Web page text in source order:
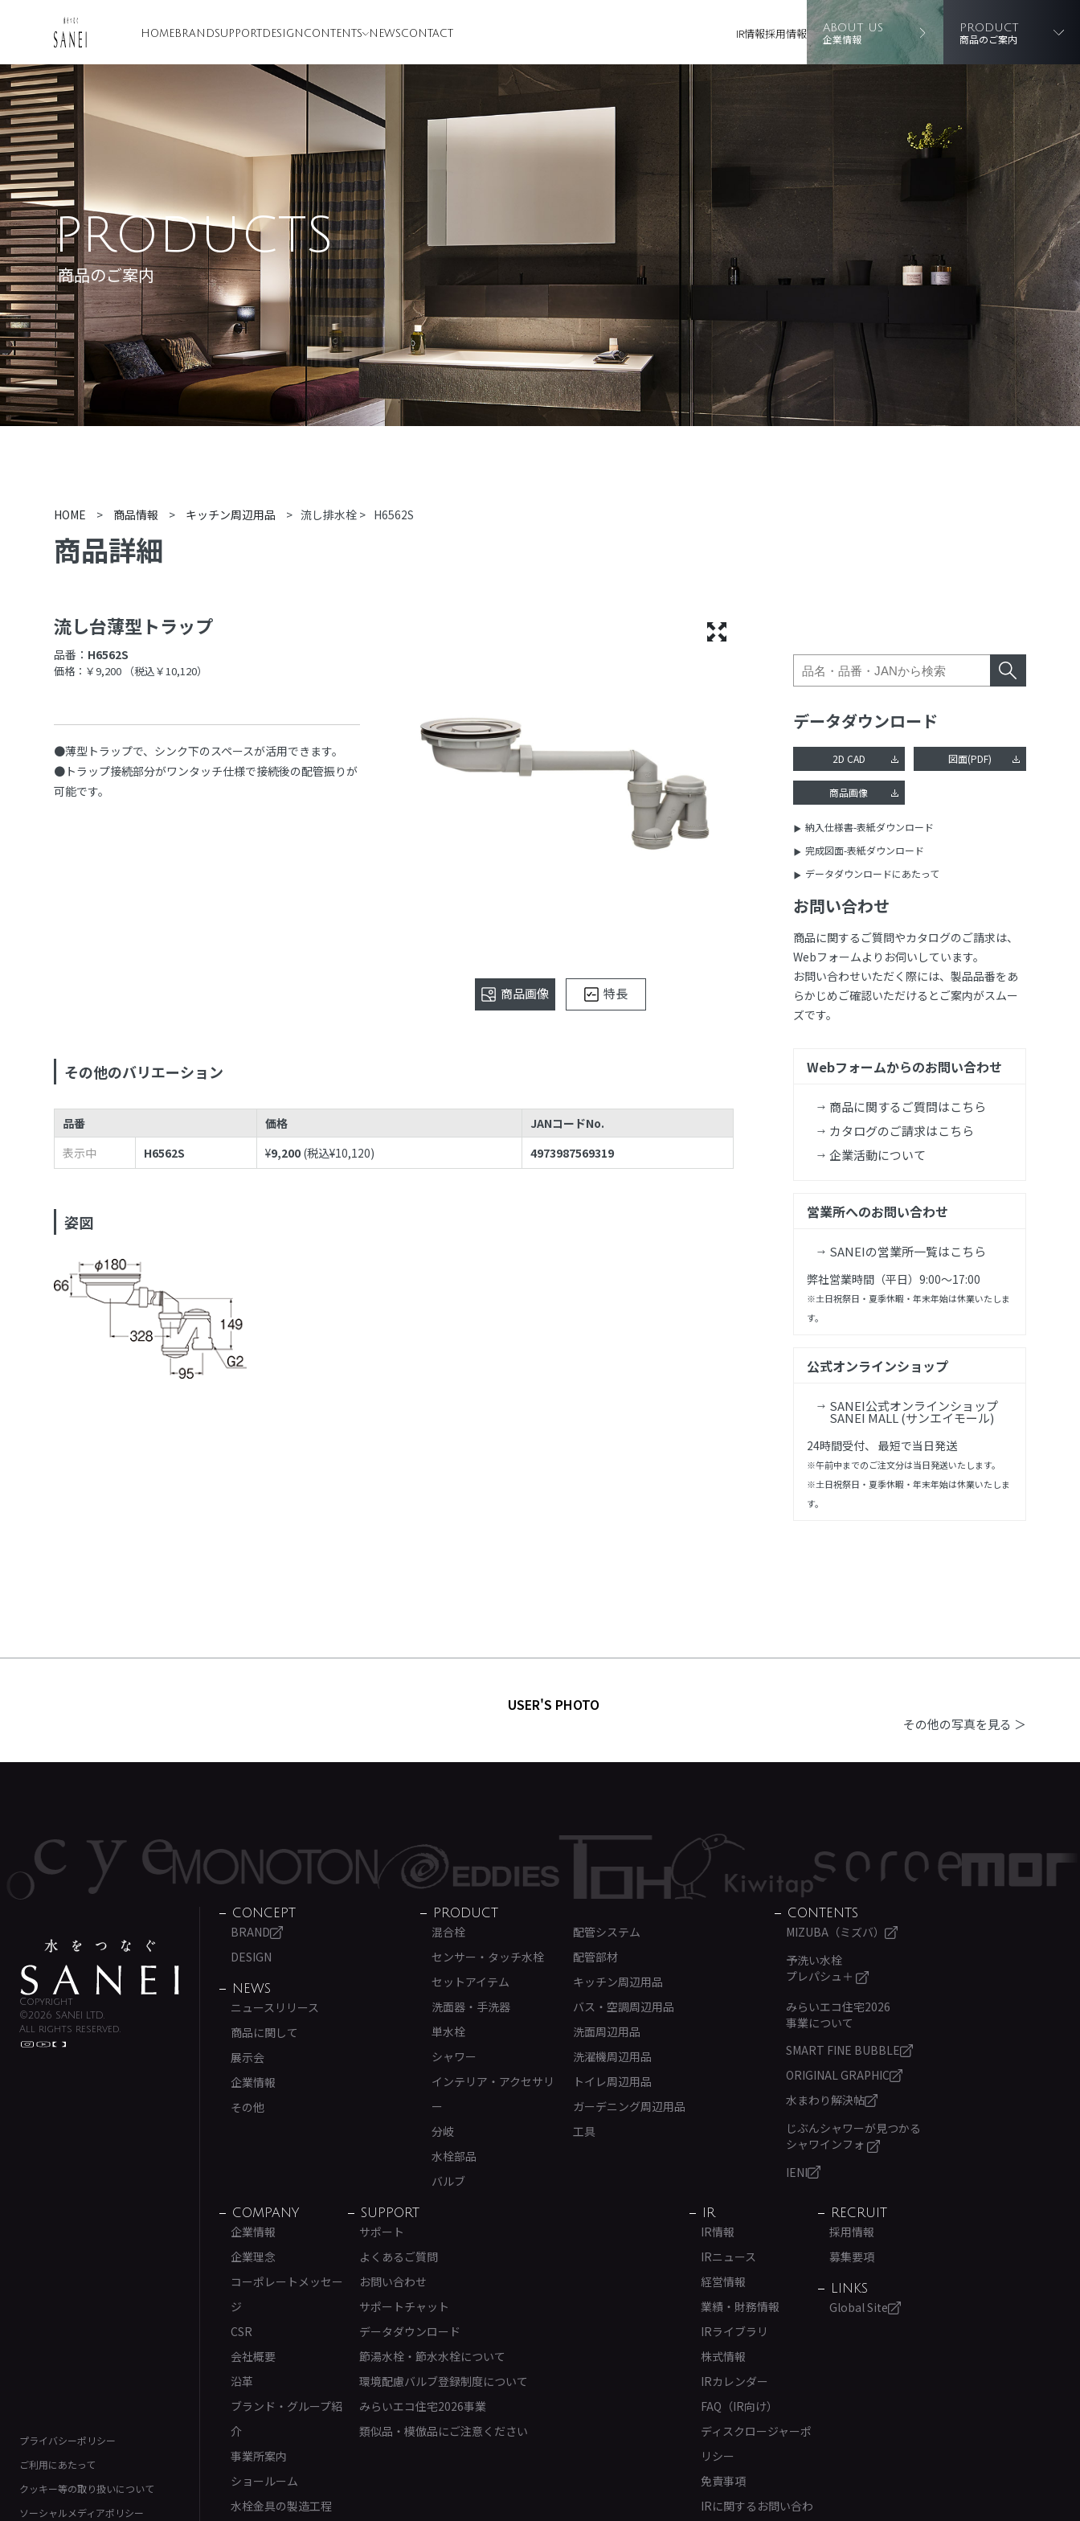
HOME BRANDSUPPORT DESIGN CONTENTS NEWSCONTACT IR情報採用情報 ABOUT US
企業情報
PRODUCT
商品のご案内
PRODUCTS
商品のご案内
HOME > 商品情報 > キッチン周辺用品 > 流し排水栓 > H6562S
商品詳細
流し台薄型トラップ
品番： H6562S
価格：￥9,200 （税込￥10,120）
●薄型トラップで、シンク下のスペースが活用できます。
●トラップ接続部分がワンタッチ仕様で接続後の配管振りが
可能です。
商品画像 特長
その他のバリエーション
品番 価格
JANコードNo.
表示中
H6562S ¥9,200 (税込¥10,120) 4973987569319
姿図
データダウンロード
2D CAD 図面(PDF)
商品画像
納入仕様書-表紙ダウンロード
完成図面-表紙ダウンロード
データダウンロードにあたって
お問い合わせ
商品に関するご質問やカタログのご請求は、
Webフォームよりお伺いしています。
お問い合わせいただく際には、製品品番をあ
らかじめご確認いただけるとご案内がスムー
ズです。
Webフォームからのお問い合わせ
商品に関するご質問はこちら
カタログのご請求はこちら
企業活動について
営業所へのお問い合わせ
SANEIの営業所一覧はこちら
弊社営業時間（平日）9:00～17:00
※土日祝祭日・夏季休暇・年末年始は休業いたしま
す。
公式オンラインショップ
SANEI公式オンラインショップ
SANEI MALL (サンエイモール)
24時間受付、 最短で当日発送
※午前中までのご注文分は当日発送いたします。
※土日祝祭日・夏季休暇・年末年始は休業いたしま
す。
USER'S PHOTO
その他の写真を見る ＞
Copyright
©2026 SANEI LTD.
All rights reserved.
プライバシーポリシー
ご利用にあたって
クッキー等の取り扱いについて
ソーシャルメディアポリシー
CONCEPT
BRAND
DESIGN
NEWS
ニュースリリース
商品に関して
展示会
企業情報
その他
PRODUCT
混合栓
センサー・タッチ水栓
セットアイテム
洗面器・手洗器
単水栓
シャワー
インテリア・アクセサリ
ー
分岐
水栓部品
バルブ
配管システム
配管部材
キッチン周辺用品
バス・空調周辺用品
洗面周辺用品
洗濯機周辺用品
トイレ周辺用品
ガーデニング周辺用品
工具
CONTENTS
MIZUBA（ミズバ）
予洗い水栓
プレパシュ＋
みらいエコ住宅2026
事業について
SMART FINE BUBBLE
ORIGINAL GRAPHIC
水まわり解決帖
じぶんシャワーが見つかる
シャワインフォ
IENI
COMPANY
企業情報
企業理念
コーポレートメッセー
ジ
CSR
会社概要
沿革
ブランド・グループ紹
介
事業所案内
ショールーム
水栓金具の製造工程
SUPPORT
サポート
よくあるご質問
お問い合わせ
サポートチャット
データダウンロード
節湯水栓・節水水栓について
環境配慮バルブ登録制度について
みらいエコ住宅2026事業
類似品・模倣品にご注意ください
IR
IR情報
IRニュース
経営情報
業績・財務情報
IRライブラリ
株式情報
IRカレンダー
FAQ（IR向け）
ディスクロージャーポ
リシー
免責事項
IRに関するお問い合わ
RECRUIT
採用情報
募集要項
LINKS
Global Site